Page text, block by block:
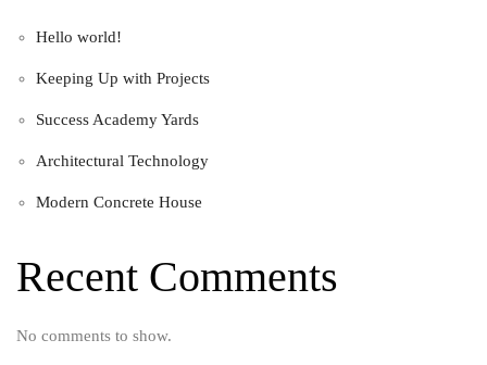
Hello world!
Keeping Up with Projects
Success Academy Yards
Architectural Technology
Modern Concrete House
Recent Comments
No comments to show.